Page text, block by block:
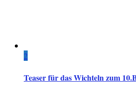
2
Teaser für das Wichteln zum